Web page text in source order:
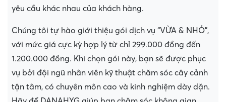
yêu cầu khác nhau của khách hàng.
Chúng tôi tự hào giới thiệu gói dịch vụ “VỪA & NHỎ”,
với mức giá cực kỳ hợp lý từ chỉ 299.000 đồng đến
1.200.000 đồng. Khi chọn gói này, bạn sẽ được phục
vụ bởi đội ngũ nhân viên kỹ thuật chăm sóc cây cảnh
tận tâm, có chuyên môn cao và kinh nghiệm dày dặn.